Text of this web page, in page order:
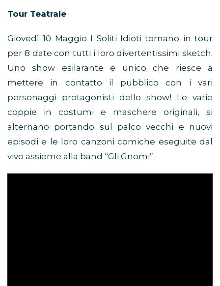
Tour Teatrale
Giovedì 10 Maggio I Soliti Idioti tornano in tour
per 8 date con tutti i loro divertentissimi sketch.
Uno show esilarante e unico che riesce a
mettere in contatto il pubblico con i vari
personaggi protagonisti dello show! Le varie
coppie in costumi e maschere originali, si
alternano portando sul palco vecchi e nuovi
episodi e le loro canzoni comiche eseguite dal
vivo assieme alla band “Gli Gnomi”.